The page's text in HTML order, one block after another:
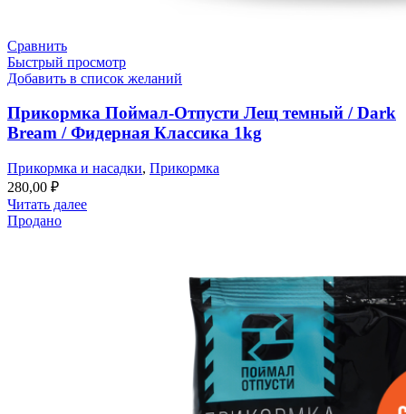
Сравнить
Быстрый просмотр
Добавить в список желаний
Прикормка Поймал-Отпусти Лещ темный / Dark
Bream / Фидерная Классика 1kg
Прикормка и насадки, Прикормка
280,00 ₽
Читать далее
Продано